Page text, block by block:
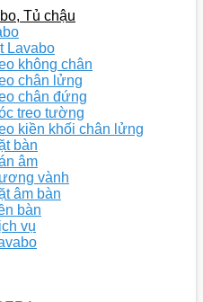
Tủ chậu
Lavabo
không chân
chân lửng
chân đứng
treo tường
kiền khối chân lửng
bàn
âm
vành
âm bàn
bàn
vụ